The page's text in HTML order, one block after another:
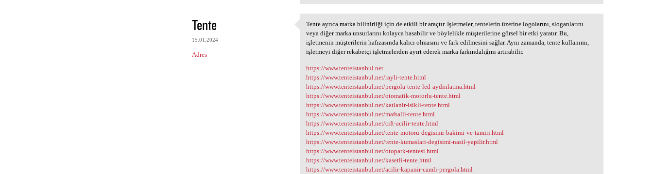
Tente
15.01.2024
Adres
Tente ayrıca marka
Tente ayrıca marka bilinirliği için de etkili bir araçtır. İşletmeler, tentelerin üzerine logolarını, sloganlarını
veya diğer marka unsurlarını kolayca basabilir ve böylelikle müşterilerine görsel bir etki yaratır. Bu,
işletmenin müşterilerin hafızasında kalıcı olmasını ve fark edilmesini sağlar. Aynı zamanda, tente kullanımı,
işletmeyi diğer rekabetçi işletmelerden ayırt ederek marka farkındalığını artırabilir.
https://www.tenteistanbul.net
https://www.tenteistanbul.net/rayli-tente.html
https://www.tenteistanbul.net/pergola-tente-led-aydinlatma.html
https://www.tenteistanbul.net/otomatik-motorlu-tente.html
https://www.tenteistanbul.net/katlanir-isikli-tente.html
https://www.tenteistanbul.net/mafsalli-tente.html
https://www.tenteistanbul.net/cift-acilir-tente.html
https://www.tenteistanbul.net/tente-motoru-degisimi-bakimi-ve-tamiri.html
https://www.tenteistanbul.net/tente-kumaslari-degisimi-nasil-yapilir.html
https://www.tenteistanbul.net/otopark-tentesi.html
https://www.tenteistanbul.net/kasetli-tente.html
https://www.tenteistanbul.net/acilir-kapanir-camli-pergola.html